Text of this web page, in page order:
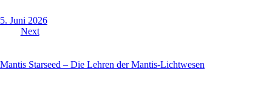
5. Juni 2026
Next
Mantis Starseed – Die Lehren der Mantis-Lichtwesen